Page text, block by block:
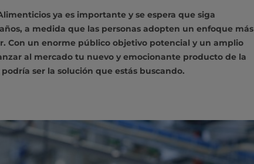
ya es importante y se espera que siga
a medida que las personas adopten un enfoque más
Con un enorme público objetivo potencial y un amplio
al mercado tu nuevo y emocionante producto de la
ser la solución que estás buscando.